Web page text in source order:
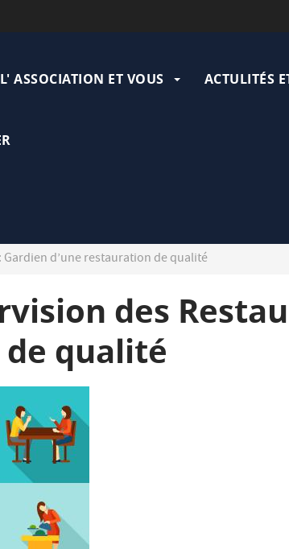
L' ASSOCIATION ET VOUS ACTULITÉS
d’une restauration de qualité
des
qualité